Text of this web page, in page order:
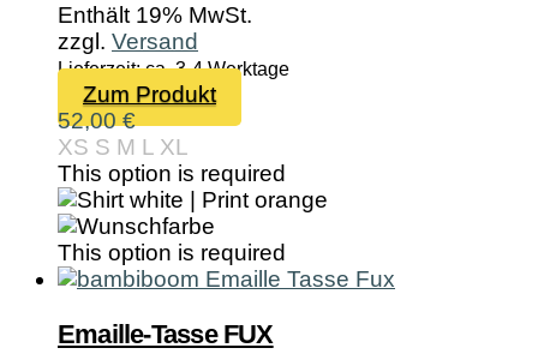
Enthält 19% MwSt.
zzgl. Versand
Lieferzeit: ca. 3-4 Werktage
Zum Produkt
Produkt
mehrere
Varianten
Die
Optionen
auf
52,00€
XS S M L XL
This option is required
This option is required
Emaille-Tasse FUX